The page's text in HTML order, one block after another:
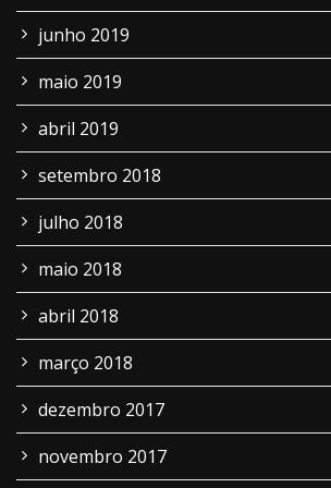
junho 2019
maio 2019
abril 2019
setembro 2018
julho 2018
maio 2018
abril 2018
março 2018
dezembro 2017
novembro 2017